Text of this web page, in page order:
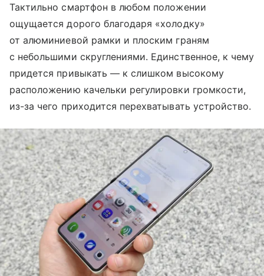
Тактильно смартфон в любом положении
ощущается дорого благодаря «холодку»
от алюминиевой рамки и плоским граням
с небольшими скруглениями. Единственное, к чему
придется привыкать — к слишком высокому
расположению качельки регулировки громкости,
из-за чего приходится перехватывать устройство.